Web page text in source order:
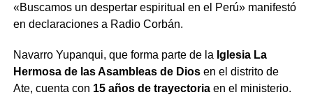
«Buscamos un despertar espiritual en el Perú» manifestó
en declaraciones a Radio Corbán.
Navarro Yupanqui, que forma parte de la Iglesia La
Hermosa de las Asambleas de Diosen el distrito de
Ate, cuenta con 15 años de trayectoriaen el ministerio.